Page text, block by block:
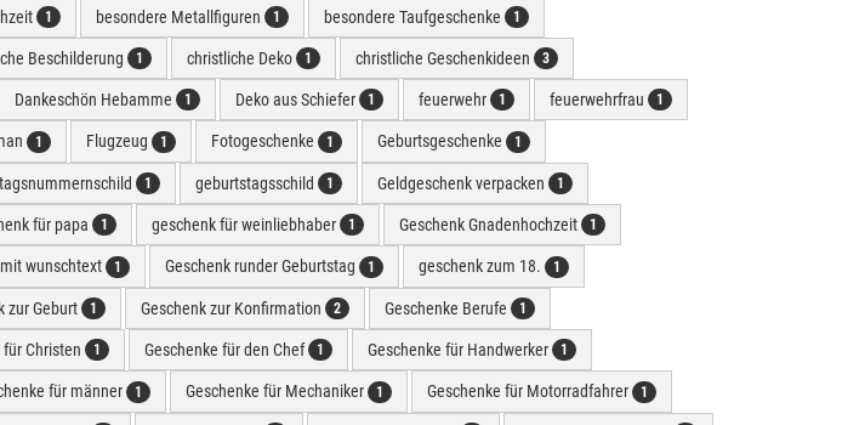
1 besondere Metallfiguren 1 besondere Taufgeschenke 1
Beschilderung 1 christliche Deko 1 christliche Geschenkideen 3
Dankeschön Hebamme 1 Deko aus Schiefer 1 feuerwehr 1 feuerwehrfrau 1
1 Flugzeug 1 Fotogeschenke 1 Geburtsgeschenke 1
1 geburtstagsschild 1 Geldgeschenk verpacken 1
für papa 1 geschenk für weinliebhaber 1 Geschenk Gnadenhochzeit 1
wunschtext 1 Geschenk runder Geburtstag 1 geschenk zum 18. 1
zur Geburt 1 Geschenk zur Konfirmation 2 Geschenke Berufe 1
Christen 1 Geschenke für den Chef 1 Geschenke für Handwerker 1
für männer 1 Geschenke für Mechaniker 1 Geschenke für Motorradfahrer 1